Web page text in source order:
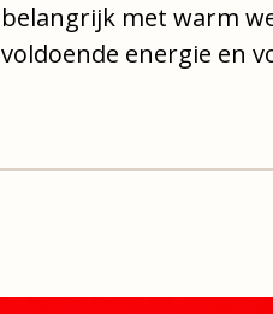
belangrijk met warm
voldoende energie en